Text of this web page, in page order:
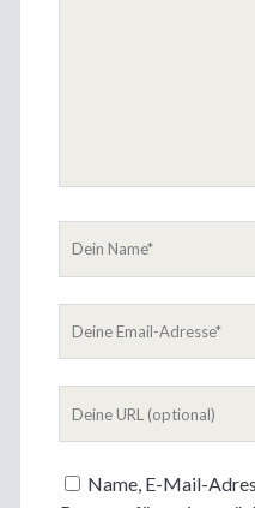
Name, E-Mail-